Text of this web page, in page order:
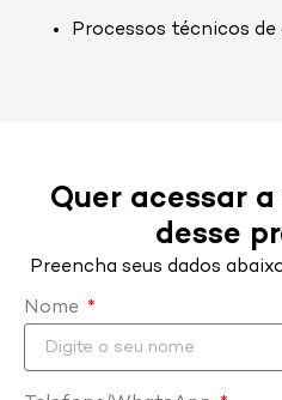
Processos técnicos de
Quer acessar
desse
Preencha seus dados
Nome